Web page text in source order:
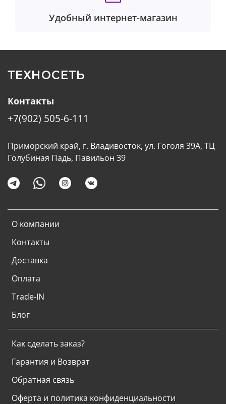
Удобный интернет-магазин
ТЕХНОСЕТЬ
О компании
Контакты
Доставка
Оплата
Trade-IN
Блог
Как сделать заказ?
Гарантия и Возврат
Обратная связь
Оферта и политика конфиденциальности
Контакты
+7(902) 505-6-111
Приморский край, г. Владивосток, ул. Гоголя 39А, ТЦ
Голубиная Падь, Павильон 39